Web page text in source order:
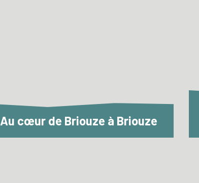
Au cœur de Briouze à Briouze